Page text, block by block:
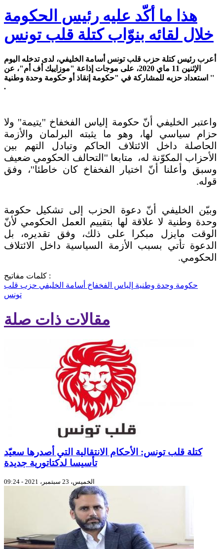
هذا ما أكّد عليه رئيس الحكومة
خلال لقائه بنوّاب كتلة قلب تونس
أعرب رئيس كتلة حزب قلب تونس أسامة الخليفي، لدى تدخله اليوم
الإثنين 11 ماي 2020، على موجات إذاعة "موزاييك أف أم"، عن
استعداد حزبه للمشاركة في "حكومة إنقاذ أو حكومة وحدة وطنية ''
.
واعتبر الخليفي أنّ حكومة إلياس الفخفاخ ''يتيمة'' ولا
حزام سياسي لها، وهو ما يثبته البرلمان والأزمة
الحاصلة داخل الائتلاف الحاكم وتبادل التهم بين
الأحزاب المكوّنة له، متابعا ''التحالف الحكومي ضعيف
وسبق وأعلنا أنّ اختيار الفخفاخ كان خاطئا''، وفق
قوله.
وبيّن الخليفي أنّ دعوة الحزب إلى تشكيل حكومة
وحدة وطنية لا علاقة لها بتقييم العمل الحكومي لأنّ
الوقت مايزل مبكرا على ذلك، وفق تقديره، بل
الدعوة تأتي بسبب الأزمة السياسية داخل الائتلاف
الحكومي.
كلمات مفاتيح :
حكومة وحدة وطنية إلياس الفخفاخ أسامة الخليفي حزب قلب
تونس
مقالات ذات صلة
كتلة قلب تونس: الأحكام الانتقالية التي أصدرها سعيّد
تأسيسا لدكتاتورية جديدة
الخميس، 23 سبتمبر، 2021 - 09:24